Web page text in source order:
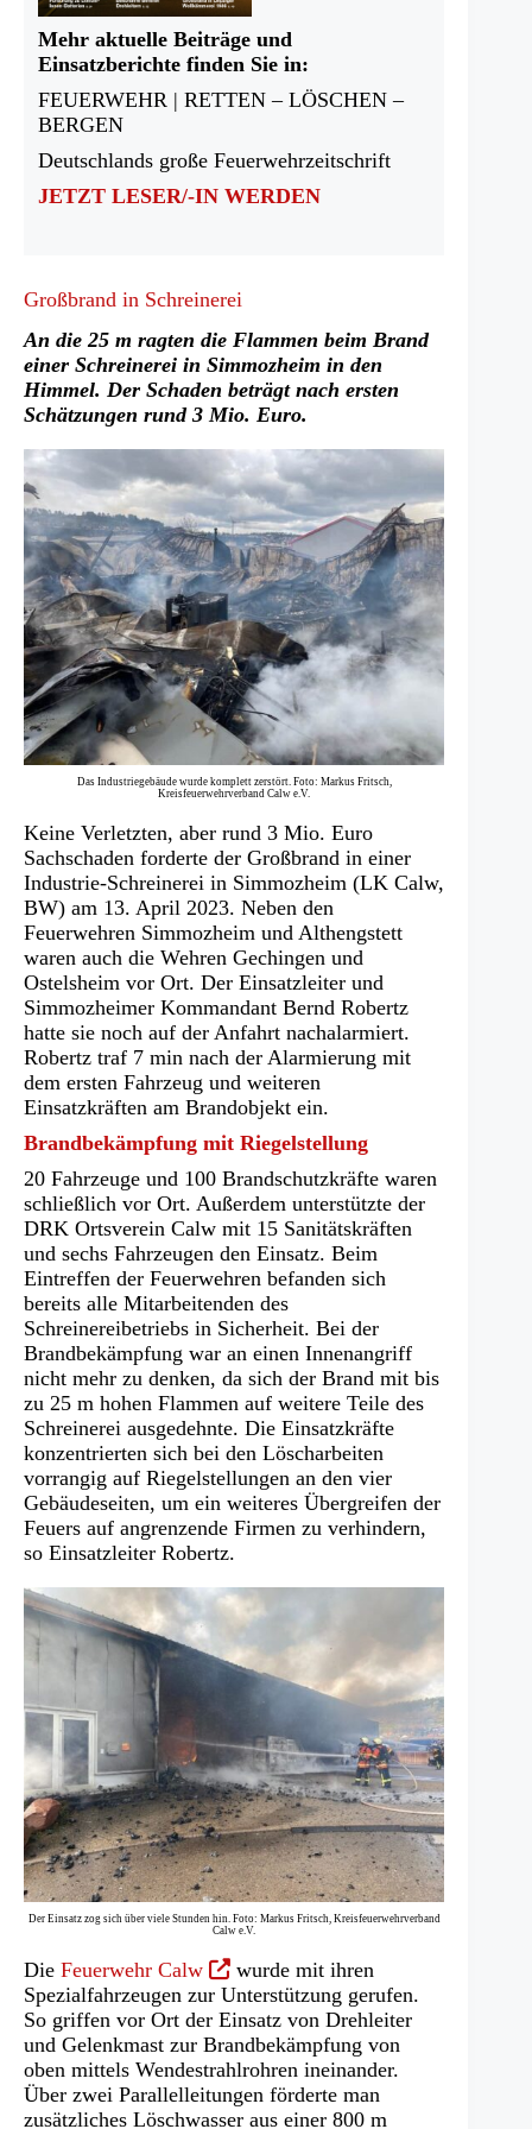
Mehr aktuelle Beiträge und
Einsatzberichte finden Sie in:
FEUERWEHR | RETTEN – LÖSCHEN –
BERGEN
Deutschlands große Feuerwehrzeitschrift
JETZT LESER/-IN WERDEN
Großbrand in Schreinerei
An die 25 m ragten die Flammen beim Brand
einer Schreinerei in Simmozheim in den
Himmel. Der Schaden beträgt nach ersten
Schätzungen rund 3 Mio. Euro.
Das Industriegebäude wurde komplett zerstört. Foto: Markus Fritsch,
Kreisfeuerwehrverband Calw e.V.
Keine Verletzten, aber rund 3 Mio. Euro
Sachschaden forderte der Großbrand in einer
Industrie-Schreinerei in Simmozheim (LK Calw,
BW) am 13. April 2023. Neben den
Feuerwehren Simmozheim und Althengstett
waren auch die Wehren Gechingen und
Ostelsheim vor Ort. Der Einsatzleiter und
Simmozheimer Kommandant Bernd Robertz
hatte sie noch auf der Anfahrt nachalarmiert.
Robertz traf 7 min nach der Alarmierung mit
dem ersten Fahrzeug und weiteren
Einsatzkräften am Brandobjekt ein.
Brandbekämpfung mit Riegelstellung
20 Fahrzeuge und 100 Brandschutzkräfte waren
schließlich vor Ort. Außerdem unterstützte der
DRK Ortsverein Calw mit 15 Sanitätskräften
und sechs Fahrzeugen den Einsatz. Beim
Eintreffen der Feuerwehren befanden sich
bereits alle Mitarbeitenden des
Schreinereibetriebs in Sicherheit. Bei der
Brandbekämpfung war an einen Innenangriff
nicht mehr zu denken, da sich der Brand mit bis
zu 25 m hohen Flammen auf weitere Teile des
Schreinerei ausgedehnte. Die Einsatzkräfte
konzentrierten sich bei den Löscharbeiten
vorrangig auf Riegelstellungen an den vier
Gebäudeseiten, um ein weiteres Übergreifen der
Feuers auf angrenzende Firmen zu verhindern,
so Einsatzleiter Robertz.
Der Einsatz zog sich über viele Stunden hin. Foto: Markus Fritsch, Kreisfeuerwehrverband
Calw e.V.
Die Feuerwehr Calw(Öffnet
in
einem
neuen
Tab)
wurde mit ihren
Spezialfahrzeugen zur Unterstützung gerufen.
So griffen vor Ort der Einsatz von Drehleiter
und Gelenkmast zur Brandbekämpfung von
oben mittels Wendestrahlrohren ineinander.
Über zwei Parallelleitungen förderte man
zusätzliches Löschwasser aus einer 800 m